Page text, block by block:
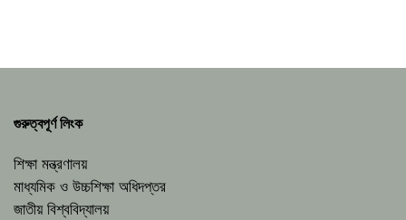
গুরুত্বপূর্ণ লিংক
শিক্ষা মন্ত্রণালয়
মাধ্যমিক ও উচ্চশিক্ষা অধিদপ্তর
জাতীয় বিশ্ববিদ্যালয়